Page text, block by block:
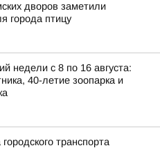
дворов заметили
города птицу
недели с 8 по 16 августа:
40-летие зоопарка и
транспорта